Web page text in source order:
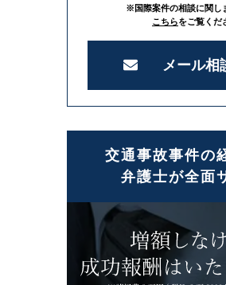
※国際案件の相談に関し
こちらをご覧くだ
メール相
交通事故事件の
弁護士が全面